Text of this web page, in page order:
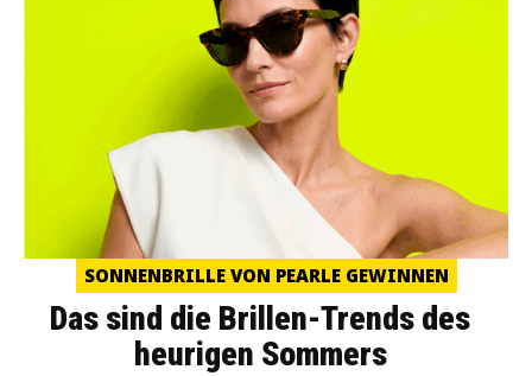
SONNENBRILLE VON PEARLE GEWINNEN
Das sind die Brillen-Trends des
heurigen Sommers